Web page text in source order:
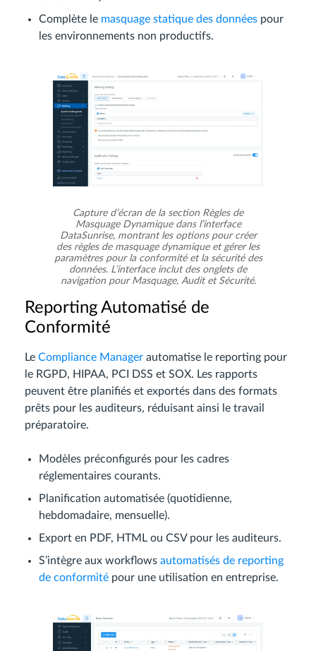
Complète le masquage statique des données pour
les environnements non productifs.
Capture d’écran de la section Règles de
Masquage Dynamique dans l’interface
DataSunrise, montrant les options pour créer
des règles de masquage dynamique et gérer les
paramètres pour la conformité et la sécurité des
données. L’interface inclut des onglets de
navigation pour Masquage, Audit et Sécurité.
Reporting Automatisé de
Conformité
Le Compliance Manager automatise le reporting pour
le RGPD, HIPAA, PCI DSS et SOX. Les rapports
peuvent être planifiés et exportés dans des formats
prêts pour les auditeurs, réduisant ainsi le travail
préparatoire.
Modèles préconfigurés pour les cadres
réglementaires courants.
Planification automatisée (quotidienne,
hebdomadaire, mensuelle).
Export en PDF, HTML ou CSV pour les auditeurs.
S’intègre aux workflows automatisés de reporting
de conformité pour une utilisation en entreprise.